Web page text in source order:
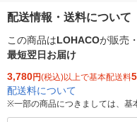
配送情報・送料について
この商品はLOHACOが販売
最短翌日お届け
3,780円(税込)以上で基本配送料
配送料について
※一部の商品につきましては、基